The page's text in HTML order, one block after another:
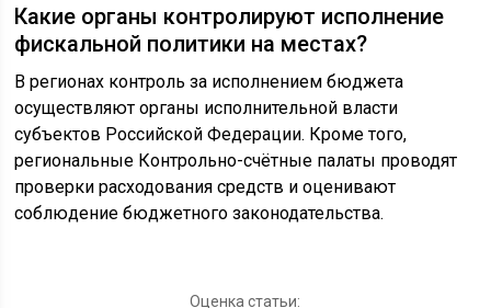
Какие органы контролируют исполнение
фискальной политики на местах?
В регионах контроль за исполнением бюджета
осуществляют органы исполнительной власти
субъектов Российской Федерации. Кроме того,
региональные Контрольно-счётные палаты проводят
проверки расходования средств и оценивают
соблюдение бюджетного законодательства.
Оценка статьи: